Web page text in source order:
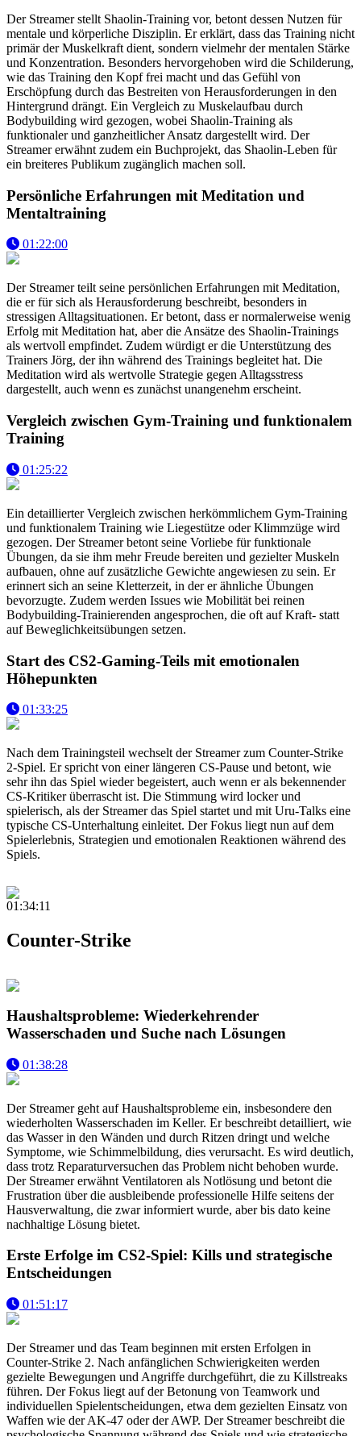
Der Streamer stellt Shaolin-Training vor, betont dessen Nutzen für
mentale und körperliche Disziplin. Er erklärt, dass das Training nicht
primär der Muskelkraft dient, sondern vielmehr der mentalen Stärke
und Konzentration. Besonders hervorgehoben wird die Schilderung,
wie das Training den Kopf frei macht und das Gefühl von
Erschöpfung durch das Bestreiten von Herausforderungen in den
Hintergrund drängt. Ein Vergleich zu Muskelaufbau durch
Bodybuilding wird gezogen, wobei Shaolin-Training als
funktionaler und ganzheitlicher Ansatz dargestellt wird. Der
Streamer erwähnt zudem ein Buchprojekt, das Shaolin-Leben für
ein breiteres Publikum zugänglich machen soll.
Persönliche Erfahrungen mit Meditation und
Mentaltraining
01:22:00
Der Streamer teilt seine persönlichen Erfahrungen mit Meditation,
die er für sich als Herausforderung beschreibt, besonders in
stressigen Alltagsituationen. Er betont, dass er normalerweise wenig
Erfolg mit Meditation hat, aber die Ansätze des Shaolin-Trainings
als wertvoll empfindet. Zudem würdigt er die Unterstützung des
Trainers Jörg, der ihn während des Trainings begleitet hat. Die
Meditation wird als wertvolle Strategie gegen Alltagsstress
dargestellt, auch wenn es zunächst unangenehm erscheint.
Vergleich zwischen Gym-Training und funktionalem
Training
01:25:22
Ein detaillierter Vergleich zwischen herkömmlichem Gym-Training
und funktionalem Training wie Liegestütze oder Klimmzüge wird
gezogen. Der Streamer betont seine Vorliebe für funktionale
Übungen, da sie ihm mehr Freude bereiten und gezielter Muskeln
aufbauen, ohne auf zusätzliche Gewichte angewiesen zu sein. Er
erinnert sich an seine Kletterzeit, in der er ähnliche Übungen
bevorzugte. Zudem werden Issues wie Mobilität bei reinen
Bodybuilding-Trainierenden angesprochen, die oft auf Kraft- statt
auf Beweglichkeitsübungen setzen.
Start des CS2-Gaming-Teils mit emotionalen
Höhepunkten
01:33:25
Nach dem Trainingsteil wechselt der Streamer zum Counter-Strike
2-Spiel. Er spricht von einer längeren CS-Pause und betont, wie
sehr ihn das Spiel wieder begeistert, auch wenn er als bekennender
CS-Kritiker überrascht ist. Die Stimmung wird locker und
spielerisch, als der Streamer das Spiel startet und mit Uru-Talks eine
typische CS-Unterhaltung einleitet. Der Fokus liegt nun auf dem
Spielerlebnis, Strategien und emotionalen Reaktionen während des
Spiels.
01:34:11
Counter-Strike
Haushaltsprobleme: Wiederkehrender
Wasserschaden und Suche nach Lösungen
01:38:28
Der Streamer geht auf Haushaltsprobleme ein, insbesondere den
wiederholten Wasserschaden im Keller. Er beschreibt detailliert, wie
das Wasser in den Wänden und durch Ritzen dringt und welche
Symptome, wie Schimmelbildung, dies verursacht. Es wird deutlich,
dass trotz Reparaturversuchen das Problem nicht behoben wurde.
Der Streamer erwähnt Ventilatoren als Notlösung und betont die
Frustration über die ausbleibende professionelle Hilfe seitens der
Hausverwaltung, die zwar informiert wurde, aber bis dato keine
nachhaltige Lösung bietet.
Erste Erfolge im CS2-Spiel: Kills und strategische
Entscheidungen
01:51:17
Der Streamer und das Team beginnen mit ersten Erfolgen in
Counter-Strike 2. Nach anfänglichen Schwierigkeiten werden
gezielte Bewegungen und Angriffe durchgeführt, die zu Killstreaks
führen. Der Fokus liegt auf der Betonung von Teamwork und
individuellen Spielentscheidungen, etwa dem gezielten Einsatz von
Waffen wie der AK-47 oder der AWP. Der Streamer beschreibt die